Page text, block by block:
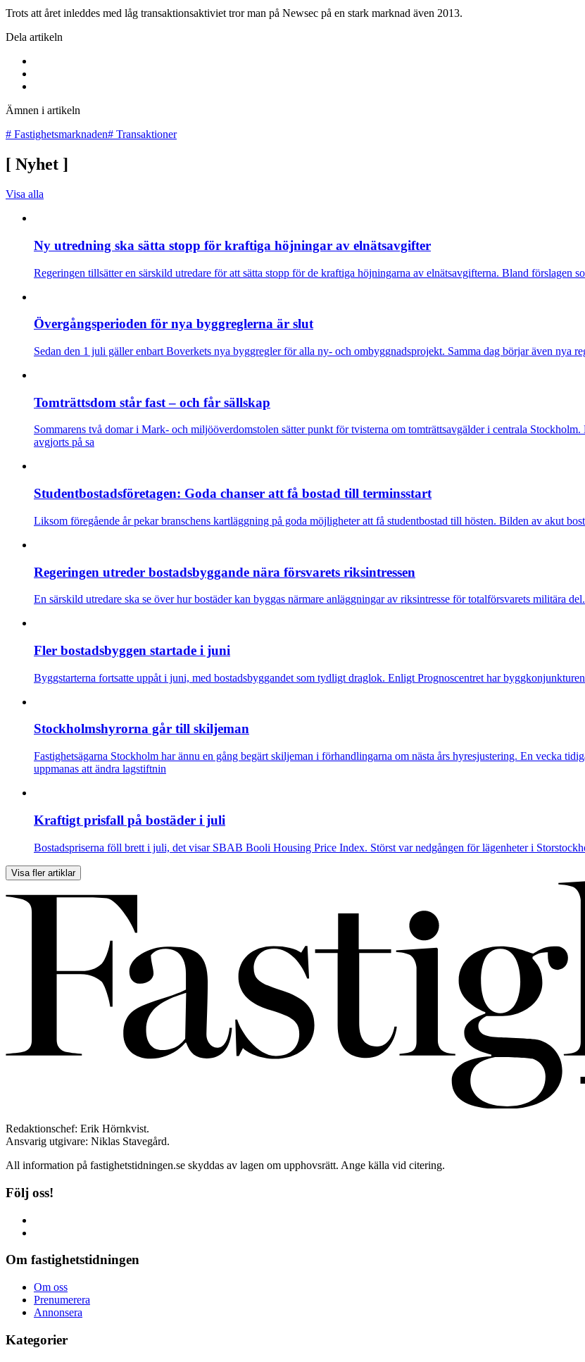
Trots att året inleddes med låg transaktionsaktiviet tror man på Newsec på en stark marknad även 2013.
Dela artikeln
Ämnen i artikeln
# Fastighetsmarknaden# Transaktioner
[ Nyhet ]
Visa alla
Ny utredning ska sätta stopp för kraftiga höjningar av elnätsavgifter
Regeringen tillsätter en särskild utredare för att sätta stopp för de kraftiga höjningarna av elnätsavgifterna. Bland förslagen
Övergångsperioden för nya byggreglerna är slut
Sedan den 1 juli gäller enbart Boverkets nya byggregler för alla ny- och ombyggnadsprojekt. Samma dag börjar även nya
Tomträttsdom står fast – och får sällskap
Sommarens två domar i Mark- och miljööverdomstolen sätter punkt för tvisterna om tomträttsavgälder i centrala
avgjorts på sa
Studentbostadsföretagen: Goda chanser att få bostad till terminsstart
Liksom föregående år pekar branschens kartläggning på goda möjligheter att få studentbostad till hösten. Bilden av akut
Regeringen utreder bostadsbyggande nära försvarets riksintressen
En särskild utredare ska se över hur bostäder kan byggas närmare anläggningar av riksintresse för totalförsvarets militära
Fler bostadsbyggen startade i juni
Byggstarterna fortsatte uppåt i juni, med bostadsbyggandet som tydligt draglok. Enligt Prognoscentret har
Stockholmshyrorna går till skiljeman
Fastighetsägarna Stockholm har ännu en gång begärt skiljeman i förhandlingarna om nästa års hyresjustering. En vecka
uppmanas att ändra lagstiftnin
Kraftigt prisfall på bostäder i juli
Bostadspriserna föll brett i juli, det visar SBAB Booli Housing Price Index. Störst var nedgången för lägenheter i
Visa fler artiklar
Redaktionschef: Erik Hörnkvist.
Ansvarig utgivare: Niklas Stavegård.
All information på fastighetstidningen.se skyddas av lagen om upphovsrätt. Ange källa vid citering.
Följ oss!
Om fastighetstidningen
Om oss
Prenumerera
Annonsera
Kategorier